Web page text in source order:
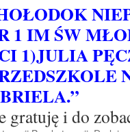
1 IM ŚW
1)JULIA
gratuję i do